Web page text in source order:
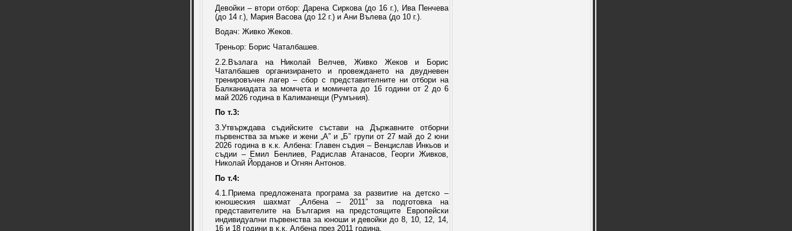
Девойки – втори отбор: Дарена Сиркова (до 16 г.), Ива Пенчева
(до 14 г.), Мария Васова (до 12 г.) и Ани Вълева (до 10 г.).
Водач: Живко Жеков.
Треньор: Борис Чаталбашев.
2.2.Възлага на Николай Велчев, Живко Жеков и Борис
Чаталбашев организирането и провеждането на двудневен
тренировъчен лагер – сбор с представителните ни отбори на
Балканиадата за момчета и момичета до 16 години от 2 до 6
май 2026 година в Калиманещи (Румъния).
По т.3:
3.Утвърждава съдийските състави на Държавните отборни
първенства за мъже и жени „А” и „Б” групи от 27 май до 2 юни
2026 година в к.к. Албена: Главен съдия – Венцислав Инкьов и
съдии – Емил Бенлиев, Радислав Атанасов, Георги Живков,
Николай Йорданов и Огнян Антонов.
По т.4:
4.1.Приема предложената програма за развитие на детско –
юношеския шахмат „Албена – 2011” за подготовка на
представителите на България на предстоящите Европейски
индивидуални първенства за юноши и девойки до 8, 10, 12, 14,
16 и 18 години в к.к. Албена през 2011 година.